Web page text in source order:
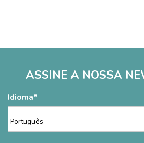
ASSINE A NOSSA
Idioma